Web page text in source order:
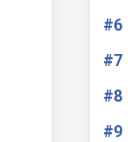
#6
#7
#8
#9